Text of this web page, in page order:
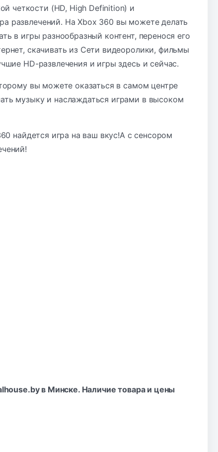
четкости (HD, High Definition) и
развлечений. На Xbox 360 вы можете делать
в игры разнообразный контент, перенося его
скачивать из Сети видеоролики, фильмы
HD-развлечения и игры здесь и сейчас.
вы можете оказаться в самом центре
музыку и наслаждаться играми в высоком
найдется игра на ваш вкус!А с сенсором
в Минске. Наличие товара и цены